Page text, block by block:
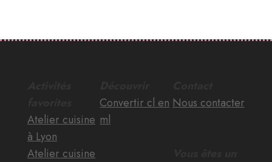
Atelier cuisine
à Lyon
Atelier cuisine
Convertir cl en
ml
Nous contacter